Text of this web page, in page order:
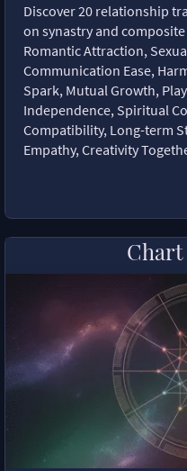
Discover 20 relationship
on synastry and
Romantic Attraction,
Communication Ease,
Spark, Mutual Growth,
Independence, Spiritual
Compatibility, Long-term
Empathy, Creativity
Chart